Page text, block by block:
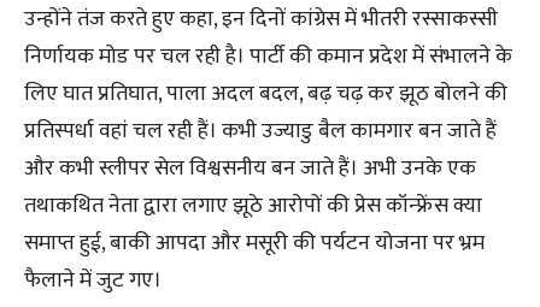
उन्होंने तंज करते हुए कहा, इन दिनों कांग्रेस में भीतरी रस्साकस्सी
निर्णायक मोड पर चल रही है। पार्टी की कमान प्रदेश में संभालने के
लिए घात प्रतिघात, पाला अदल बदल, बढ़ चढ़ कर झूठ बोलने की
प्रतिस्पर्धा वहां चल रही हैं। कभी उज्याडु बैल कामगार बन जाते हैं
और कभी स्लीपर सेल विश्वसनीय बन जाते हैं। अभी उनके एक
तथाकथित नेता द्वारा लगाए झूठे आरोपों की प्रेस कॉन्फ्रेंस क्या
समाप्त हुई, बाकी आपदा और मसूरी की पर्यटन योजना पर भ्रम
फैलाने में जुट गए।